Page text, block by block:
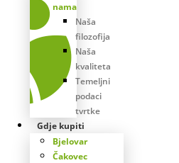
nama
Naša
filozofija
Naša
kvaliteta
Temeljni
podaci
tvrtke
Gdje kupiti
Bjelovar
Čakovec